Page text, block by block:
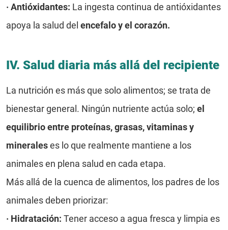
· Antióxidantes: La ingesta continua de antióxidantes
apoya la salud del encefalo y el corazón.
IV. Salud diaria más allá del recipiente
La nutrición es más que solo alimentos; se trata de
bienestar general. Ningún nutriente actúa solo; el
equilibrio entre proteínas, grasas, vitaminas y
mineraleses lo que realmente mantiene a los
animales en plena salud en cada etapa.
Más allá de la cuenca de alimentos, los padres de los
animales deben priorizar:
· Hidratación: Tener acceso a agua fresca y limpia es